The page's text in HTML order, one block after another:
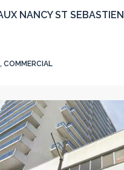
NANCY ST SEBASTIEN
COMMERCIAL